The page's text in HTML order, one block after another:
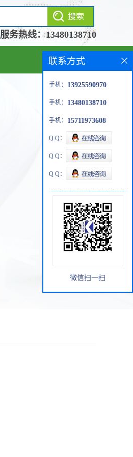
服务热线：13480138710
联系方式
手机： 13925590970
手机： 13480138710
手机： 15711973608
Q Q：
Q Q：
Q Q：
微信扫一扫